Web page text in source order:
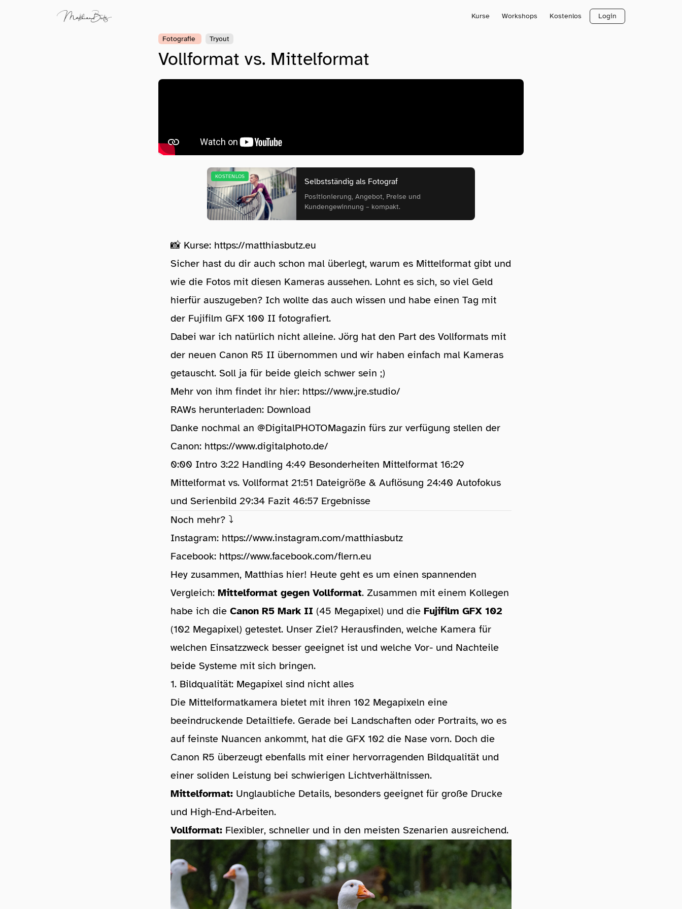
Kurse Workshops Kostenlos Login
Fotografie Tryout
Vollformat vs. Mittelformat
KOSTENLOS
Selbstständig als Fotograf
Positionierung, Angebot, Preise und
Kundengewinnung – kompakt.
📸 Kurse: https://matthiasbutz.eu
Sicher hast du dir auch schon mal überlegt, warum es Mittelformat gibt und
wie die Fotos mit diesen Kameras aussehen. Lohnt es sich, so viel Geld
hierfür auszugeben? Ich wollte das auch wissen und habe einen Tag mit
der Fujifilm GFX 100 II fotografiert.
Dabei war ich natürlich nicht alleine. Jörg hat den Part des Vollformats mit
der neuen Canon R5 II übernommen und wir haben einfach mal Kameras
getauscht. Soll ja für beide gleich schwer sein ;)
Mehr von ihm findet ihr hier: https://www.jre.studio/
RAWs herunterladen: Download
Danke nochmal an @DigitalPHOTOMagazin fürs zur verfügung stellen der
Canon: https://www.digitalphoto.de/
0:00 Intro 3:22 Handling 4:49 Besonderheiten Mittelformat 16:29
Mittelformat vs. Vollformat 21:51 Dateigröße & Auflösung 24:40 Autofokus
und Serienbild 29:34 Fazit 46:57 Ergebnisse
Noch mehr? ⤵️
Instagram: https://www.instagram.com/matthiasbutz
Facebook: https://www.facebook.com/flern.eu
Hey zusammen, Matthias hier! Heute geht es um einen spannenden
Vergleich: Mittelformat gegen Vollformat. Zusammen mit einem Kollegen
habe ich die Canon R5 Mark II (45 Megapixel) und die Fujifilm GFX 102
(102 Megapixel) getestet. Unser Ziel? Herausfinden, welche Kamera für
welchen Einsatzzweck besser geeignet ist und welche Vor- und Nachteile
beide Systeme mit sich bringen.
1. Bildqualität: Megapixel sind nicht alles
Die Mittelformatkamera bietet mit ihren 102 Megapixeln eine
beeindruckende Detailtiefe. Gerade bei Landschaften oder Portraits, wo es
auf feinste Nuancen ankommt, hat die GFX 102 die Nase vorn. Doch die
Canon R5 überzeugt ebenfalls mit einer hervorragenden Bildqualität und
einer soliden Leistung bei schwierigen Lichtverhältnissen.
Mittelformat: Unglaubliche Details, besonders geeignet für große Drucke
und High-End-Arbeiten.
Vollformat: Flexibler, schneller und in den meisten Szenarien ausreichend.